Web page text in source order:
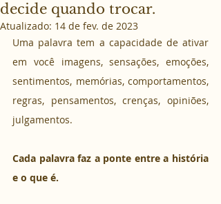
decide quando trocar.
Atualizado: 14 de fev. de 2023
Uma palavra tem a capacidade de ativar
em você imagens, sensações, emoções,
sentimentos, memórias, comportamentos,
regras, pensamentos, crenças, opiniões,
julgamentos.
Cada palavra faz a ponte entre a história
e o que é.